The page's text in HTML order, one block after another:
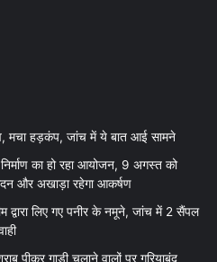
मचा हड़कंप, जांच में ये बात आई सामने
निर्माण का हो रहा आयोजन, 9 अगस्त को
और अखाड़ा रहेगा आकर्षण
द्वारा लिए गए पनीर के नमूने, जांच में 2 सैंपल
पीकर गाड़ी चलाने वालों पर गरियाबंद